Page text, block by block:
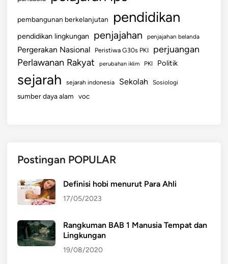
pembangunan berkelanjutan pendidikan
pendidikan lingkungan penjajahan penjajahan belanda
Pergerakan Nasional Peristiwa G30s PKI perjuangan
Perlawanan Rakyat perubahan iklim PKI Politik
sejarah sejarah indonesia Sekolah Sosiologi
sumber daya alam voc
Postingan POPULAR
Definisi hobi menurut Para Ahli
17/05/2023
Rangkuman BAB 1 Manusia Tempat dan
Lingkungan
19/08/2020